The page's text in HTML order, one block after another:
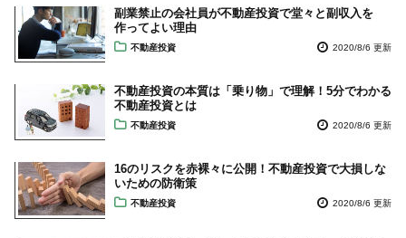
副業禁止の会社員が不動産投資で堂々と副収入を
作ってよい理由
不動産投資 2020/8/6 更新
不動産投資の本質は「乗り物」で理解！5分でわかる
不動産投資とは
不動産投資 2020/8/6 更新
16のリスクを赤裸々に公開！不動産投資で大損しな
いための防衛策
不動産投資 2020/8/6 更新